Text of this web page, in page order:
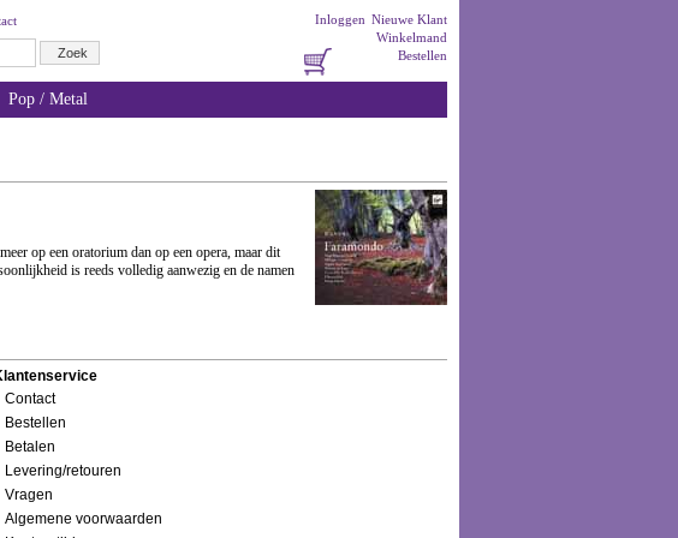
Nieuwe Klant
Inloggen
Winkelmand
Bestellen
Pop / Metal
op een oratorium dan op een opera, maar dit
is reeds volledig aanwezig en de namen
Contact
Bestellen
Betalen
Levering/retouren
Vragen
Algemene voorwaarden